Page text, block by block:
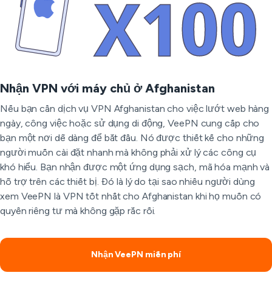
Nhận VPN với máy chủ ở Afghanistan
Nếu bạn cần dịch vụ VPN Afghanistan cho việc lướt web hàng
ngày, công việc hoặc sử dụng di động, VeePN cung cấp cho
bạn một nơi dễ dàng để bắt đầu. Nó được thiết kế cho những
người muốn cài đặt nhanh mà không phải xử lý các công cụ
khó hiểu. Bạn nhận được một ứng dụng sạch, mã hóa mạnh và
hỗ trợ trên các thiết bị. Đó là lý do tại sao nhiều người dùng
xem VeePN là VPN tốt nhất cho Afghanistan khi họ muốn có
quyền riêng tư mà không gặp rắc rối.
Nhận VeePN miễn phí